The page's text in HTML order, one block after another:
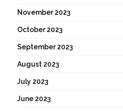
November 2023
October 2023
September 2023
August 2023
July 2023
June 2023